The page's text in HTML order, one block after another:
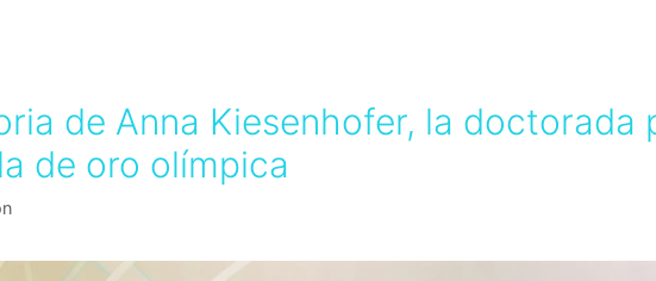
de Anna Kiesenhofer, la doctorada
de oro olímpica